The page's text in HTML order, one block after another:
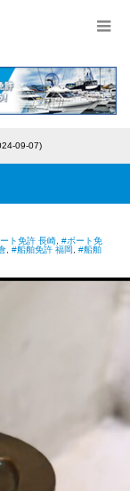
09-07)
ト免許 長崎 #ボート免
#船舶免許 福岡
#船舶